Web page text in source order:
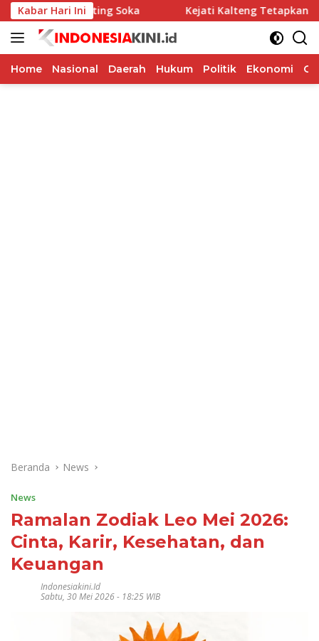
Langsung
ke
konten
Kabar Hari Ini
Kepiting Soka Kejati Kalteng Tetapkan 5
Home Nasional Daerah Hukum Politik Ekonomi
Beranda News
News
Ramalan Zodiak Leo Mei 2026:
Cinta, Karir, Kesehatan, dan
Keuangan
Indonesiakini.id
Sabtu, 30 Mei 2026 - 18:25 WIB